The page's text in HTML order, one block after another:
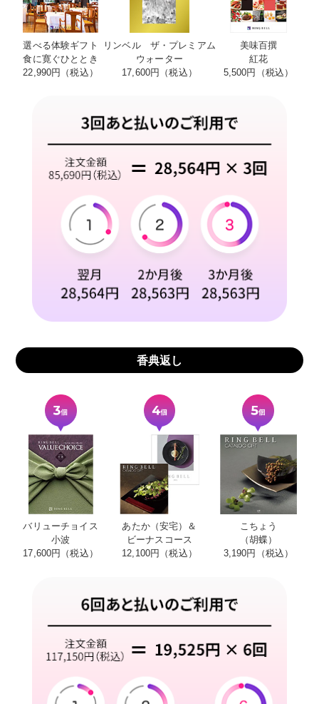
選べる体験ギフト
食に寛ぐひととき
22,990円（税込）
リンベル ザ・プレミアム
ウォーター
17,600円（税込）
美味百撰
紅花
5,500円（税込）
香典返し
バリューチョイス
小波
17,600円（税込）
あたか（安宅）＆
ビーナスコース
12,100円（税込）
こちょう
（胡蝶）
3,190円（税込）